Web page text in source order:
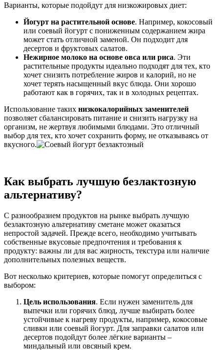
Варианты, которые подойдут для низкожировых диет:
Йогурт на растительной основе. Например, кокосовый
или соевый йогурт с пониженным содержанием жира
может стать отличной заменой. Он подходит для
десертов и фруктовых салатов.
Нежирное молоко на основе овса или риса. Эти
растительные продукты идеально подходят для тех, кто
хочет снизить потребление жиров и калорий, но не
хочет терять насыщенный вкус блюда. Они хорошо
работают как в горячих, так и в холодных рецептах.
Использование таких низкокалорийных заменителей
позволяет сбалансировать питание и снизить нагрузку на
организм, не жертвуя любимыми блюдами. Это отличный
выбор для тех, кто хочет сохранить форму, не отказываясь от
вкусного.
Как выбрать лучшую безлактозную
альтернативу?
С разнообразием продуктов на рынке выбрать лучшую
безлактозную альтернативу сметане может оказаться
непростой задачей. Прежде всего, необходимо учитывать
собственные вкусовые предпочтения и требования к
продукту: важны ли для вас жирность, текстура или наличие
дополнительных полезных веществ.
Вот несколько критериев, которые помогут определиться с
выбором:
Цель использования. Если нужен заменитель для
выпечки или горячих блюд, лучше выбирать более
устойчивые к нагреву продукты, например, кокосовые
сливки или соевый йогурт. Для заправки салатов или
десертов подойдут более лёгкие варианты –
миндальный или овсяный крем.